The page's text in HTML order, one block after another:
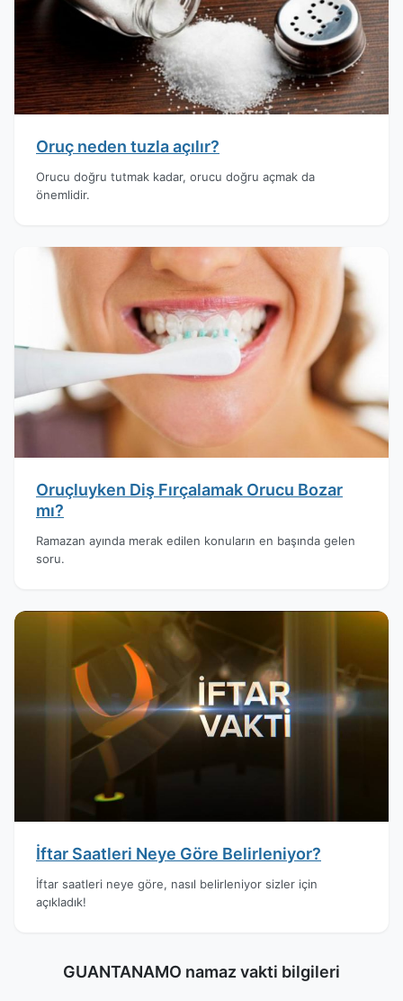
Oruç neden tuzla açılır?
Orucu doğru tutmak kadar, orucu doğru açmak da
önemlidir.
Oruçluyken Diş Fırçalamak Orucu Bozar
mı?
Ramazan ayında merak edilen konuların en başında gelen
soru.
İftar Saatleri Neye Göre Belirleniyor?
İftar saatleri neye göre, nasıl belirleniyor sizler için
açıkladık!
GUANTANAMO namaz vakti bilgileri